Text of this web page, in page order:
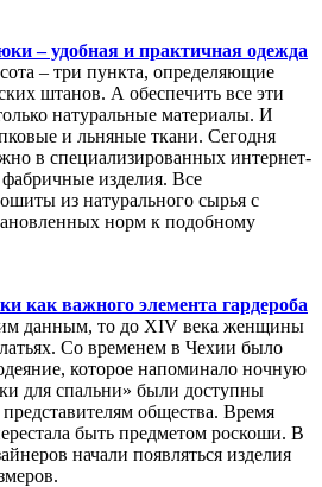
– удобная и практичная одежда
– три пункта, определяющие
штанов. А обеспечить все эти
натуральные материалы. И
и льняные ткани. Сегодня
в специализированных интернет-
изделия. Все
из натурального сырья с
норм к подобному
как важного элемента гардероба
данным, то до XIV века женщины
Со временем в Чехии было
которое напоминало ночную
для спальни» были доступны
общества. Время
быть предметом роскоши. В
начали появляться изделия